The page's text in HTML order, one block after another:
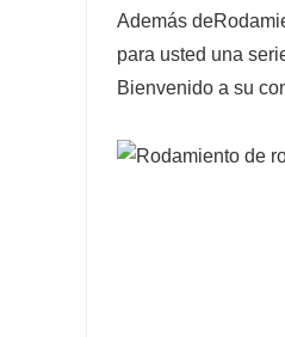
Además de
para usted una
Bienvenido a su